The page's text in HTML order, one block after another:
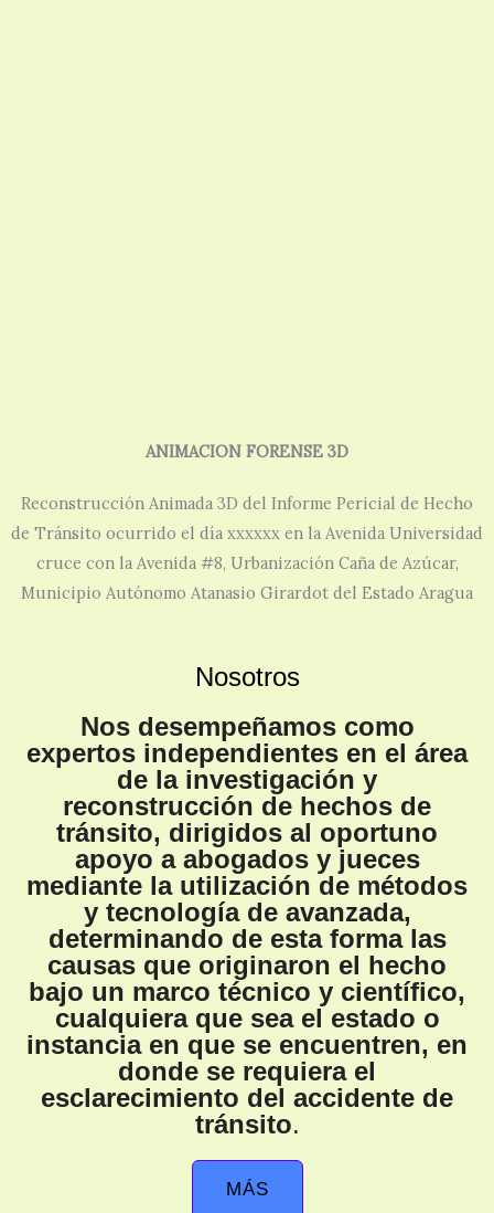
ANIMACION FORENSE 3D
Reconstrucción Animada 3D del Informe Pericial de Hecho
de Tránsito ocurrido el día xxxxxx en la Avenida Universidad
cruce con la Avenida #8, Urbanización Caña de Azúcar,
Municipio Autónomo Atanasio Girardot del Estado Aragua
Nosotros
Nos desempeñamos como
expertos independientes en el área
de la investigación y
reconstrucción de hechos de
tránsito, dirigidos al oportuno
apoyo a abogados y jueces
mediante la utilización de métodos
y tecnología de avanzada,
determinando de esta forma las
causas que originaron el hecho
bajo un marco técnico y científico,
cualquiera que sea el estado o
instancia en que se encuentren, en
donde se requiera el
esclarecimiento del accidente de
tránsito.
MÁS